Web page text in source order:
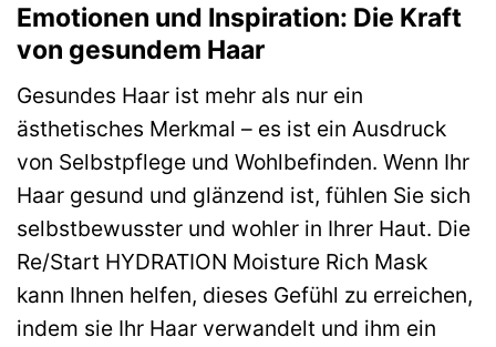
Emotionen und Inspiration: Die Kraft
von gesundem Haar
Gesundes Haar ist mehr als nur ein
ästhetisches Merkmal – es ist ein Ausdruck
von Selbstpflege und Wohlbefinden. Wenn Ihr
Haar gesund und glänzend ist, fühlen Sie sich
selbstbewusster und wohler in Ihrer Haut. Die
Re/Start HYDRATION Moisture Rich Mask
kann Ihnen helfen, dieses Gefühl zu erreichen,
indem sie Ihr Haar verwandelt und ihm ein